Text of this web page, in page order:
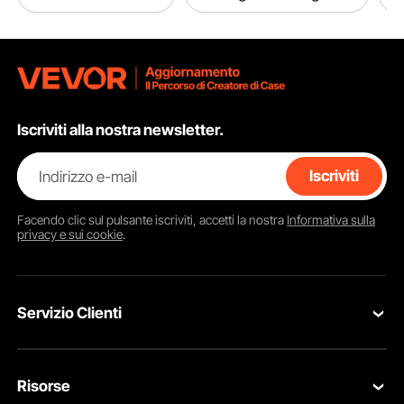
Iscriviti alla nostra newsletter.
Indirizzo e-mail Iscriviti
Facendo clic sul pulsanteiscriviti, accetti la nostra Informativa sulla
privacy e sui cookie.
Servizio Clienti
Resi & Cambi
Risorse